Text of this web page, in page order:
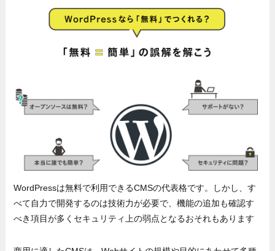
WordPressは無料で利用できるCMSの代表格です。しかし、す
べて自力で開発するのは技術力が必要で、機能の追加も確認す
べき項目が多くセキュリティ上の弱点となるおそれもあります